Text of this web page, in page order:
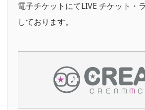
電子チケットにてLIVE チケット・
しております。